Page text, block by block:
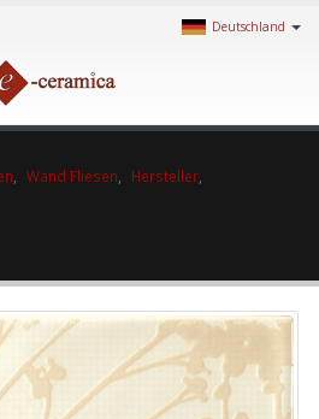
Deutschland
Wand Fliesen Hersteller